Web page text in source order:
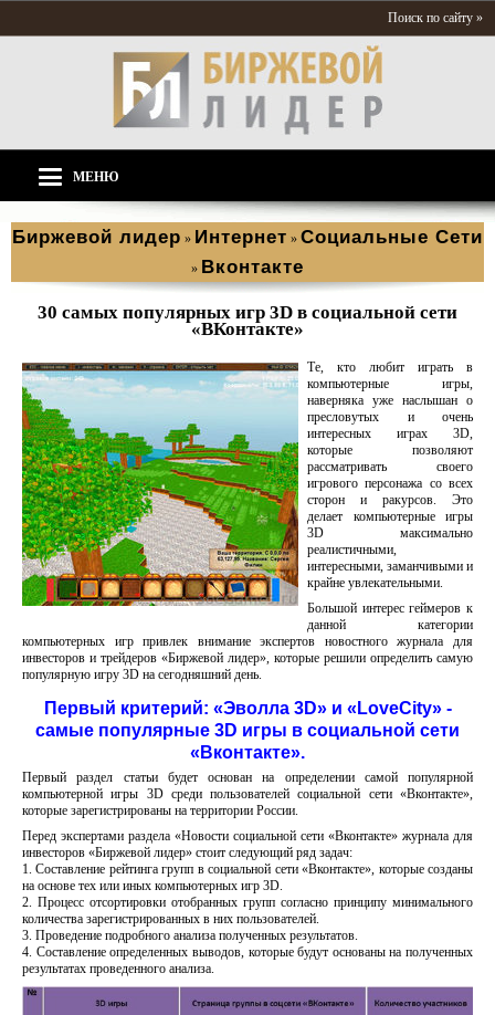
Поиск по сайту »
МЕНЮ
Биржевой лидер » Интернет » Социальные Сети
» Вконтакте
30 самых популярных игр 3D в социальной сети
«ВКонтакте»
Те, кто любит играть в
компьютерные игры,
наверняка уже наслышан о
пресловутых и очень
интересных играх 3D,
которые позволяют
рассматривать своего
игрового персонажа со всех
сторон и ракурсов. Это
делает компьютерные игры
3D максимально
реалистичными,
интересными, заманчивыми и
крайне увлекательными.
Большой интерес геймеров к
данной категории
компьютерных игр привлек внимание экспертов новостного журнала для
инвесторов и трейдеров «Биржевой лидер», которые решили определить самую
популярную игру 3D на сегодняшний день.
Первый критерий: «Эволла 3D» и «LoveCity» -
самые популярные 3D игры в социальной сети
«Вконтакте».
Первый раздел статьи будет основан на определении самой популярной
компьютерной игры 3D среди пользователей социальной сети «Вконтакте»,
которые зарегистрированы на территории России.
Перед экспертами раздела «Новости социальной сети «Вконтакте» журнала для
инвесторов «Биржевой лидер» стоит следующий ряд задач:
1. Составление рейтинга групп в социальной сети «Вконтакте», которые созданы
на основе тех или иных компьютерных игр 3D.
2. Процесс отсортировки отобранных групп согласно принципу минимального
количества зарегистрированных в них пользователей.
3. Проведение подробного анализа полученных результатов.
4. Составление определенных выводов, которые будут основаны на полученных
результатах проведенного анализа.